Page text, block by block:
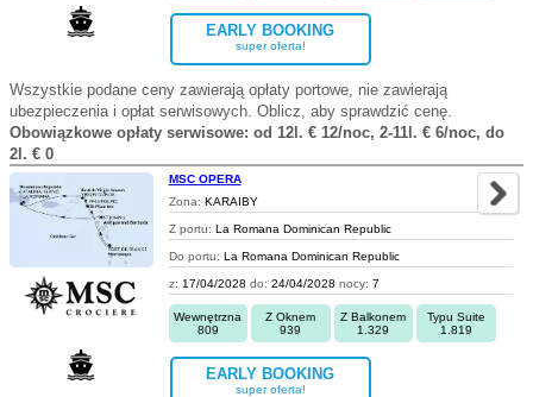
EARLY BOOKING
super oferta!
Wszystkie podane ceny zawierają opłaty portowe, nie zawierają
ubezpieczenia i opłat serwisowych. Oblicz, aby sprawdzić cenę.
Obowiązkowe opłaty serwisowe: od 12l. € 12/noc, 2-11l. € 6/noc, do
2l. € 0
MSC OPERA
Zona: KARAIBY
Z portu: La Romana Dominican Republic
Do portu: La Romana Dominican Republic
z: 17/04/2028 do: 24/04/2028 nocy: 7
Wewnętrzna
809
Z Oknem
939
Z Balkonem
1.329
Typu Suite
1.819
EARLY BOOKING
super oferta!